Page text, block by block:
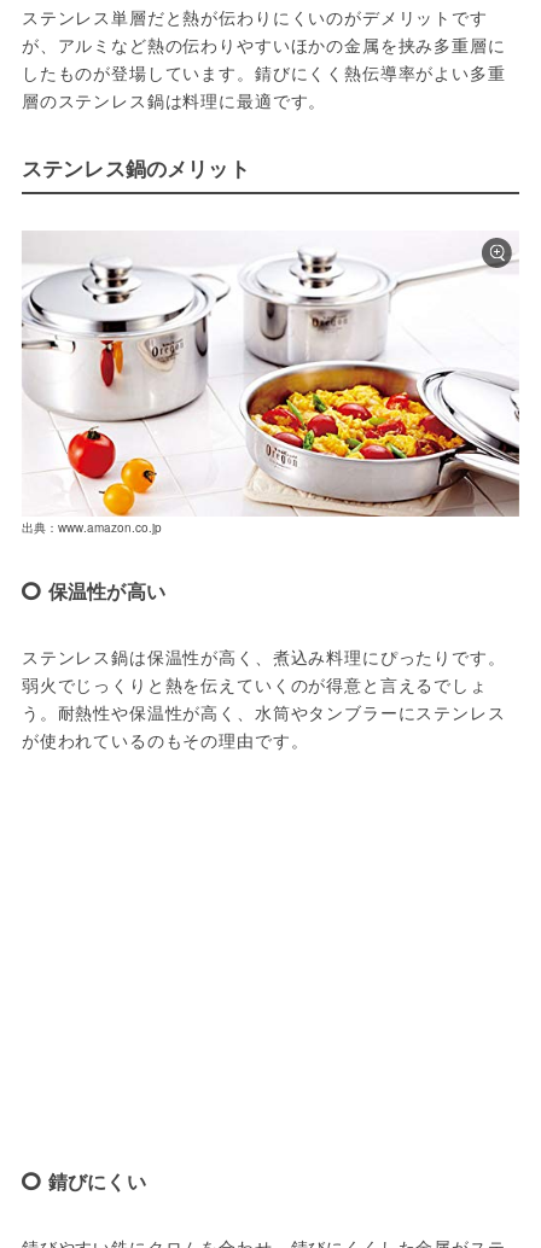
ステンレス単層だと熱が伝わりにくいのがデメリットです
が、アルミなど熱の伝わりやすいほかの金属を挟み多重層に
したものが登場しています。錆びにくく熱伝導率がよい多重
層のステンレス鍋は料理に最適です。
ステンレス鍋のメリット
出典：www.amazon.co.jp
保温性が高い
ステンレス鍋は保温性が高く、煮込み料理にぴったりです。
弱火でじっくりと熱を伝えていくのが得意と言えるでしょ
う。耐熱性や保温性が高く、水筒やタンブラーにステンレス
が使われているのもその理由です。
錆びにくい